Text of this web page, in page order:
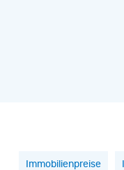
Immobilienpreise